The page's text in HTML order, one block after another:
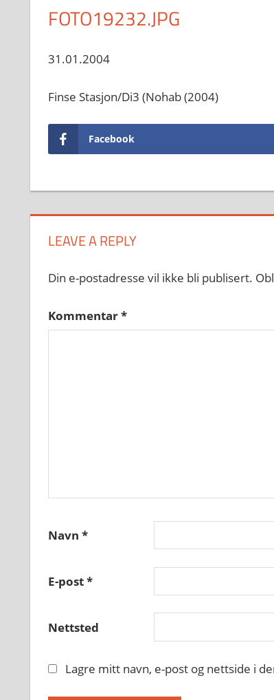
FOTO19232.JPG
31.01.2004
Finse Stasjon/Di3 (Nohab (2004)
Facebook
LEAVE A REPLY
Din e-postadresse vil ikke bli publisert.
Kommentar*
Navn *
E-post*
Nettsted
Lagre mitt navn, e-post og nettside i